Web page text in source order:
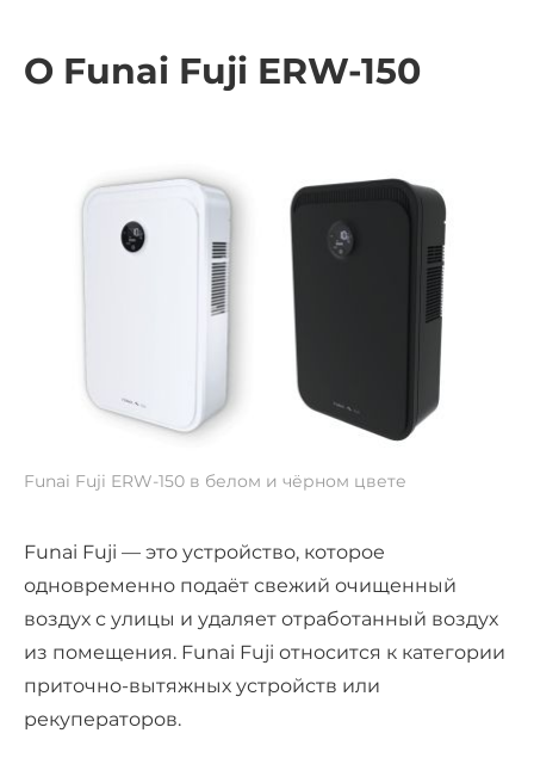
О Funai Fuji ERW-150
Funai Fuji ERW-150 в белом и чёрном цвете
Funai Fuji — это устройство, которое
одновременно подаёт свежий очищенный
воздух с улицы и удаляет отработанный воздух
из помещения. Funai Fuji относится к категории
приточно-вытяжных устройств или
рекуператоров.